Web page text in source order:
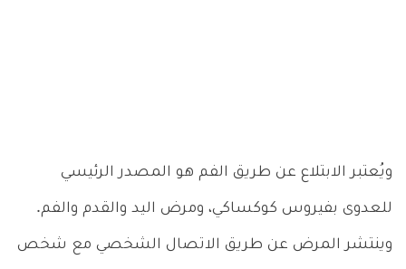
ويُعتبر الابتلاع عن طريق الفم هو المصدر الرئيسي
للعدوى بفيروس كوكساكي، ومرض اليد والقدم والفم.
وينتشر المرض عن طريق الاتصال الشخصي مع شخص